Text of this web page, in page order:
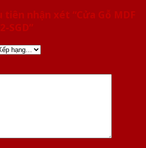
tiên nhận xét “Cửa Gỗ MDF
SGD”